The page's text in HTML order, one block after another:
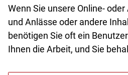
Wenn Sie unsere Online-
und Anlässe oder andere
benötigen Sie oft ein
Ihnen die Arbeit, und Sie